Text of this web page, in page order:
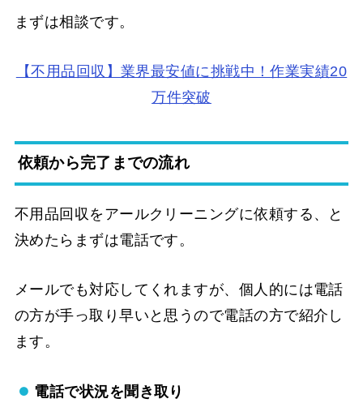
まずは相談です。
【不用品回収】業界最安値に挑戦中！作業実績20
万件突破
依頼から完了までの流れ
不用品回収をアールクリーニングに依頼する、と
決めたらまずは電話です。
メールでも対応してくれますが、個人的には電話
の方が手っ取り早いと思うので電話の方で紹介し
ます。
電話で状況を聞き取り